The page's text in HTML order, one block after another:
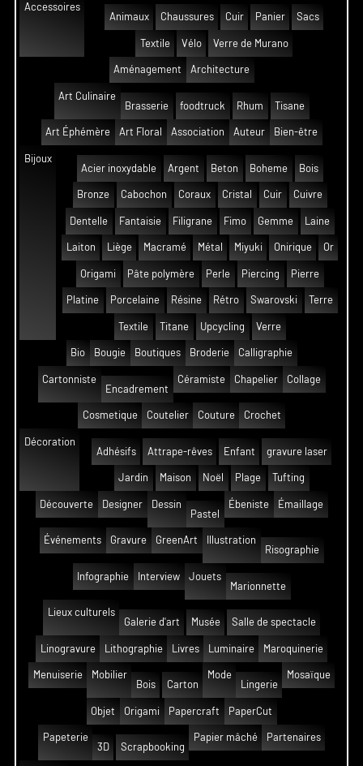
Accessoires
Animaux
Chaussures Cuir Panier Sacs
Textile Vélo Verre de Murano
Aménagement Architecture
Art Culinaire
Brasserie
foodtruck Rhum Tisane
Art Éphémère Art Floral Association Auteur Bien-être
Bijoux
Acier inoxydable
Argent Beton Boheme Bois
Bronze Cabochon Coraux Cristal Cuir Cuivre
Dentelle Fantaisie Filigrane Fimo Gemme Laine
Laiton Liège Macramé Métal Miyuki Onirique Or
Origami Pâte polymère Perle Piercing Pierre
Platine Porcelaine Résine Rétro Swarovski Terre
Textile Titane Upcycling Verre
Bio Bougie Boutiques Broderie Calligraphie
Cartonniste
Encadrement
Céramiste Chapelier Collage
Cosmetique Coutelier Couture Crochet
Décoration
Adhésifs
Attrape-rêves Enfant gravure laser
Jardin Maison Noël Plage Tufting
Découverte Designer
Dessin
Pastel
Ébeniste Émaillage
Événements Gravure GreenArt
Illustration
Risographie
Infographie Interview
Jouets
Marionnette
Lieux culturels
Galerie d'art
Musée Salle de spectacle
Linogravure Lithographie Livres Luminaire Maroquinerie
Menuiserie
Mobilier
Bois
Carton
Mode
Lingerie
Mosaïque
Objet Origami Papercraft PaperCut
Papeterie
3D
Scrapbooking
Papier mâché Partenaires